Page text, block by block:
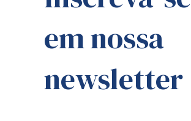
em nossa
newsletter